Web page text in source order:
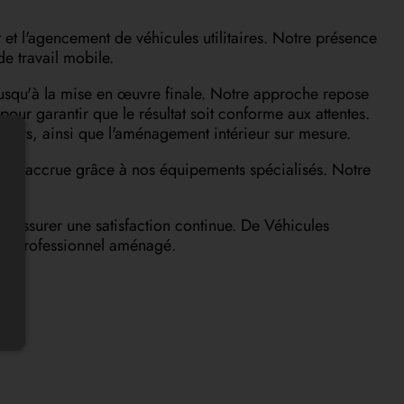
l'agencement de véhicules utilitaires. Notre présence
travail mobile.
la mise en œuvre finale. Notre approche repose
garantir que le résultat soit conforme aux attentes.
ainsi que l'aménagement intérieur sur mesure.
accrue grâce à nos équipements spécialisés. Notre
une satisfaction continue. De Véhicules
professionnel aménagé.